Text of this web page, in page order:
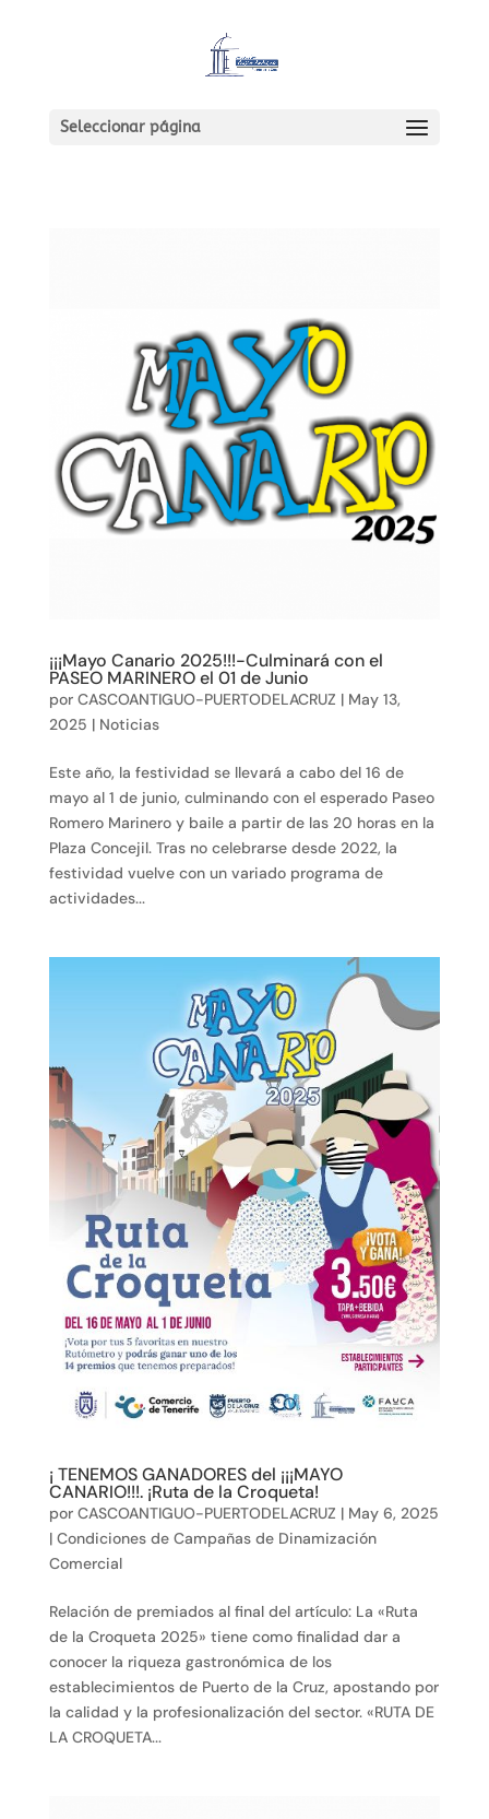
Seleccionar página
¡¡¡Mayo Canario 2025!!!-Culminará con el
PASEO MARINERO el 01 de Junio
por CASCOANTIGUO-PUERTODELACRUZ | May 13,
2025 | Noticias
Este año, la festividad se llevará a cabo del 16 de
mayo al 1 de junio, culminando con el esperado Paseo
Romero Marinero y baile a partir de las 20 horas en la
Plaza Concejil. Tras no celebrarse desde 2022, la
festividad vuelve con un variado programa de
actividades...
¡ TENEMOS GANADORES del ¡¡¡MAYO
CANARIO!!!. ¡Ruta de la Croqueta!
por CASCOANTIGUO-PUERTODELACRUZ | May 6, 2025
| Condiciones de Campañas de Dinamización
Comercial
Relación de premiados al final del artículo: La «Ruta
de la Croqueta 2025» tiene como finalidad dar a
conocer la riqueza gastronómica de los
establecimientos de Puerto de la Cruz, apostando por
la calidad y la profesionalización del sector. «RUTA DE
LA CROQUETA...